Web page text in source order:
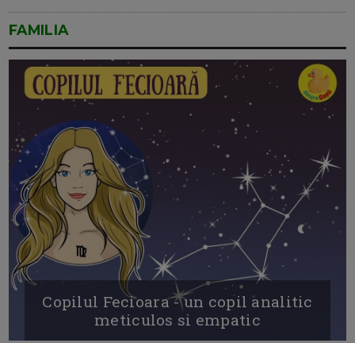
FAMILIA
Copilul Fecioara - un copil analitic
meticulos si empatic